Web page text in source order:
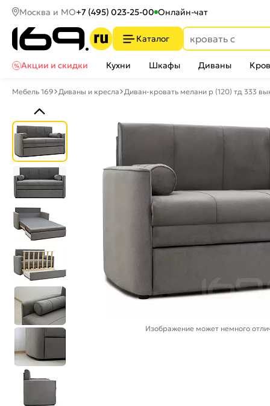
Москва и МО+7 (495) 023-25-00 Онлайн-чат
Каталог
Акции и скидки
Кухни Шкафы Диваны
Мебель 169 Диваны и кресла Диван-кровать мелани р (120) тд 333
Изображение может немного